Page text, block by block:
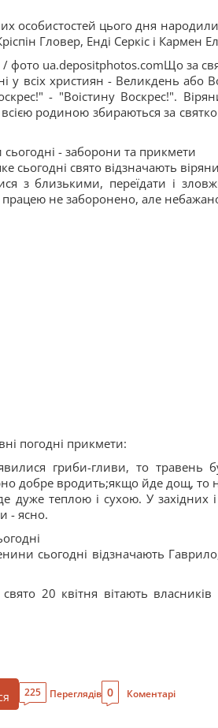
особистостей цього дня
Гловер, Енді Серкіс і Кармен
/ фото ua.depositphotos.comЩо за
у всіх християн - Великдень або
- "Воістину Воскрес!".
родиною збираються за
- заборони та прикмети
сьогодні свято відзначають
з близькими, переїдати і
не заборонено, але
погодні прикмети:
гриби-гливи, то травень
добре вродить;якщо йде дощ, то
дуже теплою і сухою. У західних
- ясно.
сьогодні відзначають
20 квітня вітають
225 Переглядів 0 Коментарі